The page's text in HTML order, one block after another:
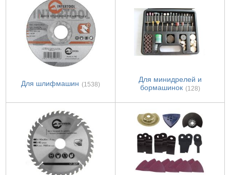
Для шлифмашин (1538)
Для минидрелей и
бормашинок (128)